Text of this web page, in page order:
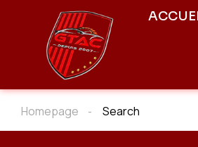
Homepage Search